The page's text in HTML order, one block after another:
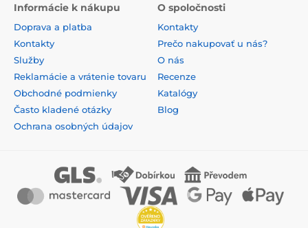
Informácie k nákupu
Doprava a platba
Kontakty
Služby
Reklamácie a vrátenie tovaru
Obchodné podmienky
Často kladené otázky
Ochrana osobných údajov
O spoločnosti
Kontakty
Prečo nakupovať u nás?
O nás
Recenze
Katalógy
Blog